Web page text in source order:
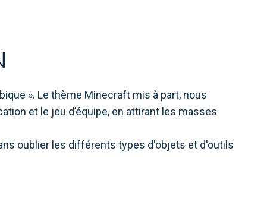
». Le thème Minecraft mis à part, nous
et le jeu d’équipe, en attirant les masses
oublier les différents types d'objets et d'outils